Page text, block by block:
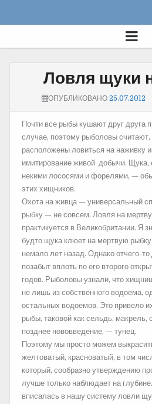
Ловля щуки
ОПУБЛИКОВАНО 25.07.2012
Почти все рыбы кушают друг друга
случае, поэтому рыболовы
расположены ловиться на наживку
имитирование живой добычи. Щука,
некими лососями и форелями, —
этих хищников.
Охота на живца — универсальный
рыбку — не совсем. Ловля на
практикуется в Великобритании. Я
будто щука клюет на мертвую
немало лет назад. Однако отчего-
позабыт вплоть по его второго
годов. Рыболовы узнали, что
не лишь из собственного водоема,
остальных водоемов. Это привело
рыбы, таковой как сельдь, макрель,
позднее нововведение, — тунец.
Поэтому мы просто можем
желтоватый, красноватый, в том
который, сообразно утверждению
лучше только наблюдает на
вписалась в нашу систему ловли